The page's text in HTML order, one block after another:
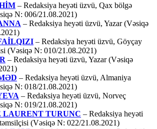
– Redaksiya heyəti üzvü, Qax bölgə
N: 006/21.08.2021)
– Redaksiya heyəti üzvü, Yazar (Vəsiqə
– Redaksiya heyəti üzvü, Göyçay
(Vəsiqə N: 010/21.08.2021)
– Redaksiya heyəti üzvü, Yazar (Vəsiqə
– Redaksiya heyəti üzvü, Almaniya
N: 018/21.08.2021)
– Redaksiya heyəti üzvü, Norveç
N: 019/21.08.2021)
LAURENT TURUNC – Redaksiya heyəti
(Vəsiqə N: 022/21.08.2021)